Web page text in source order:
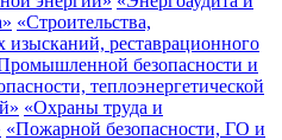
«Строительства,
реставрационного
безопасности и
теплоэнергетической
«Охраны труда и
«Пожарной безопасности, ГО и